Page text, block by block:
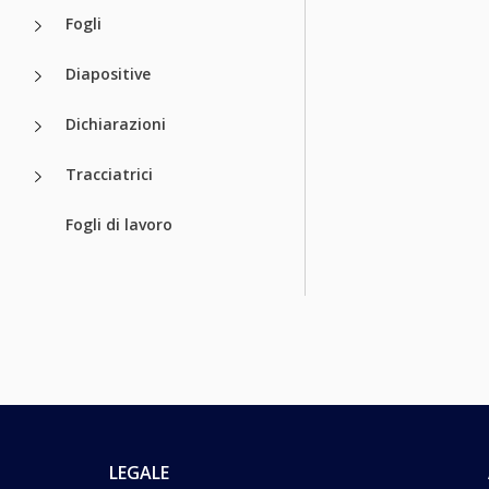
Fogli
Diapositive
Dichiarazioni
Tracciatrici
Fogli di lavoro
LEGALE